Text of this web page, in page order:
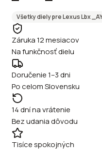
Všetky diely preLexusLbx
Záruka 12 mesiacov
Na funkčnosť dielu
Doručenie 1–3 dni
Po celom Slovensku
14 dní na vrátenie
Bez udania dôvodu
Tisíce spokojných